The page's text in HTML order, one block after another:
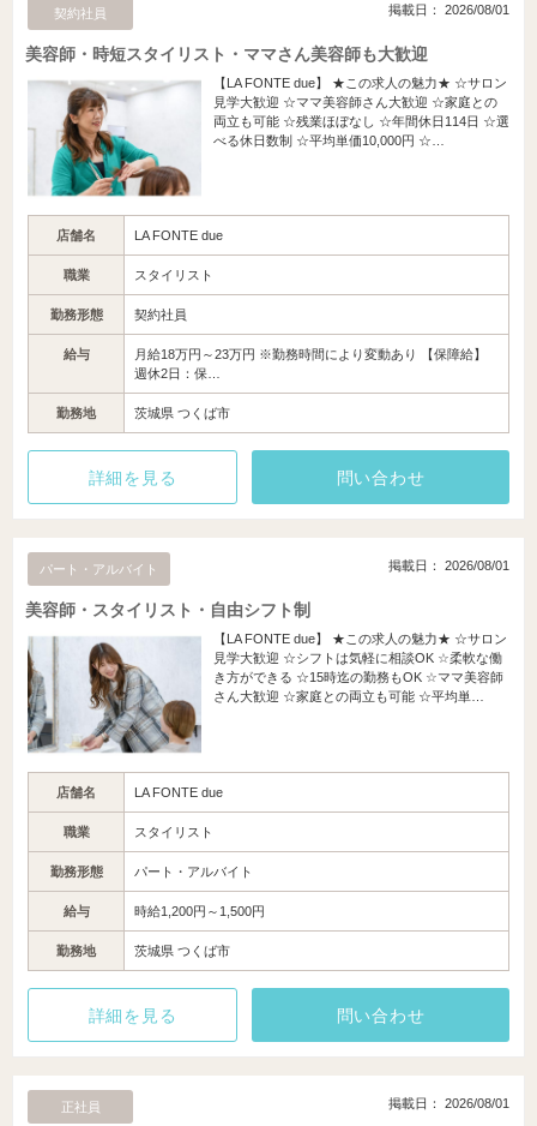
契約社員 掲載日： 2026/08/01
美容師・時短スタイリスト・ママさん美容師も大歓迎
【LA FONTE due】 ★この求人の魅力★ ☆サロン
見学大歓迎 ☆ママ美容師さん大歓迎 ☆家庭との
両立も可能 ☆残業ほぼなし ☆年間休日114日 ☆選
べる休日数制 ☆平均単価10,000円 ☆…
店舗名 LA FONTE due
職業 スタイリスト
勤務形態 契約社員
給与
月給18万円～23万円 ※勤務時間により変動あり 【保障給】
週休2日：保…
勤務地 茨城県 つくば市
詳細を見る 問い合わせ
パート・アルバイト 掲載日： 2026/08/01
美容師・スタイリスト・自由シフト制
【LA FONTE due】 ★この求人の魅力★ ☆サロン
見学大歓迎 ☆シフトは気軽に相談OK ☆柔軟な働
き方ができる ☆15時迄の勤務もOK ☆ママ美容師
さん大歓迎 ☆家庭との両立も可能 ☆平均単…
店舗名 LA FONTE due
職業 スタイリスト
勤務形態 パート・アルバイト
給与 時給1,200円～1,500円
勤務地 茨城県 つくば市
詳細を見る 問い合わせ
正社員 掲載日： 2026/08/01